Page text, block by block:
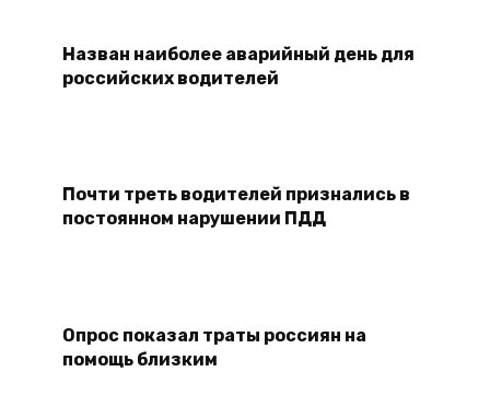
Назван наиболее аварийный день для
российских водителей
Почти треть водителей признались в
постоянном нарушении ПДД
Опрос показал траты россиян на
помощь близким